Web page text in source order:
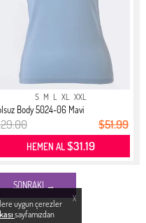
X
uygun çerezler
sayfamızdan
S M L XL XXL
Body 5024-06 Mavi
$51.99
HEMEN AL$31.19
SONRAKI →